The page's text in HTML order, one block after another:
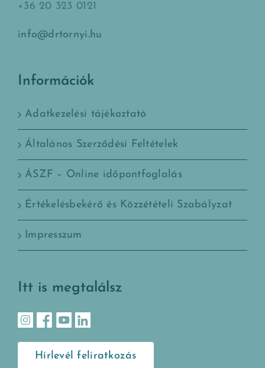
+36 20 323 0121
info@drtornyi.hu
Információk
Adatkezelési tájékoztató
Általános Szerződési Feltételek
ÁSZF – Online időpontfoglalás
Értékelésbekérő és Közzétételi Szabályzat
Impresszum
Itt is megtalálsz
Hírlevél feliratkozás